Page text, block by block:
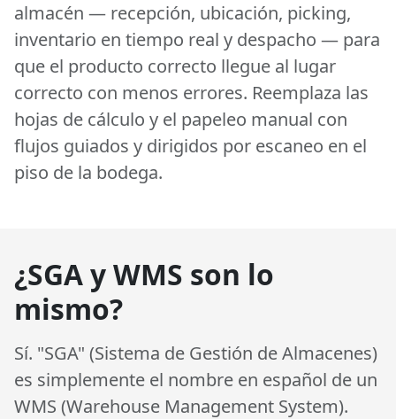
almacén — recepción, ubicación, picking,
inventario en tiempo real y despacho — para
que el producto correcto llegue al lugar
correcto con menos errores. Reemplaza las
hojas de cálculo y el papeleo manual con
flujos guiados y dirigidos por escaneo en el
piso de la bodega.
¿SGA y WMS son lo
mismo?
Sí. "SGA" (Sistema de Gestión de Almacenes)
es simplemente el nombre en español de un
WMS (Warehouse Management System).